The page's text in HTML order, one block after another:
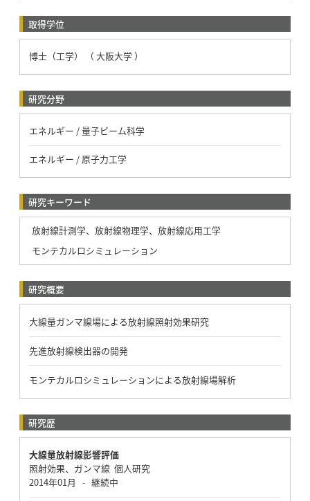
取得学位
博士（工学） （ 大阪大学 ）
研究分野
エネルギー / 量子ビーム科学
エネルギー / 原子力工学
研究キーワード
放射線計測学、放射線物理学、放射線応用工学
モンテカルロシミュレーション
研究概要
大線量ガンマ線場による放射線照射効果研究
先進放射線検出器の開発
モンテカルロシミュレーションによる放射線場解析
研究歴
大線量放射線影響評価
照射効果、ガンマ線 個人研究
2014年01月
- 継続中